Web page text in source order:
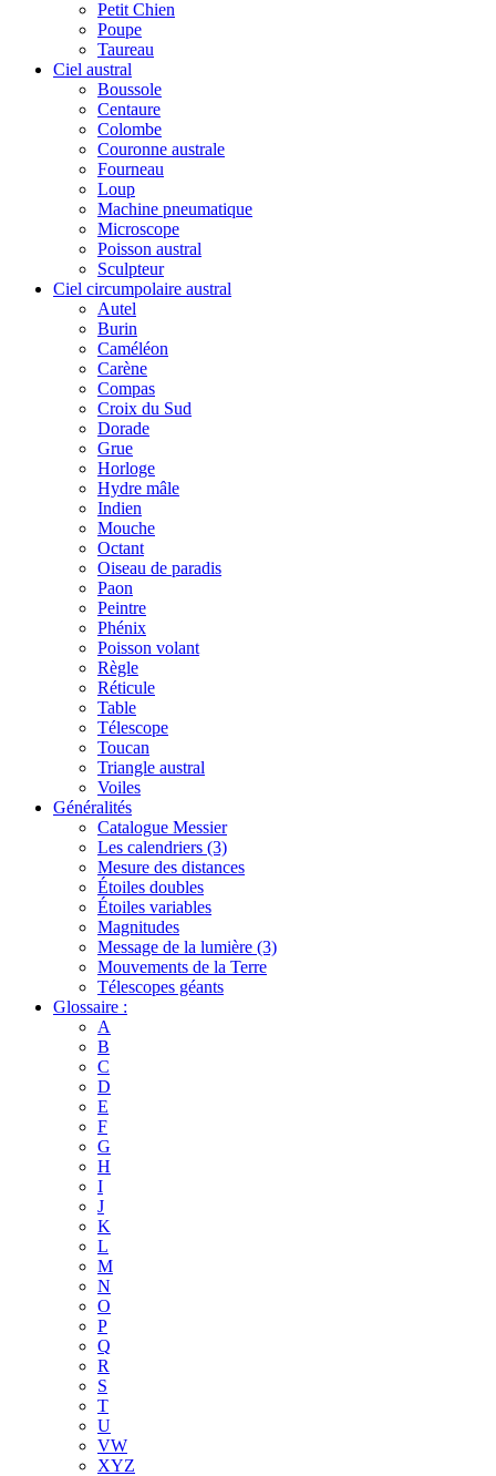
Petit Chien
Poupe
Taureau
Ciel austral
Boussole
Centaure
Colombe
Couronne australe
Fourneau
Loup
Machine pneumatique
Microscope
Poisson austral
Sculpteur
Ciel circumpolaire austral
Autel
Burin
Caméléon
Carène
Compas
Croix du Sud
Dorade
Grue
Horloge
Hydre mâle
Indien
Mouche
Octant
Oiseau de paradis
Paon
Peintre
Phénix
Poisson volant
Règle
Réticule
Table
Télescope
Toucan
Triangle austral
Voiles
Généralités
Catalogue Messier
Les calendriers (3)
Mesure des distances
Étoiles doubles
Étoiles variables
Magnitudes
Message de la lumière (3)
Mouvements de la Terre
Télescopes géants
Glossaire :
A
B
C
D
E
F
G
H
I
J
K
L
M
N
O
P
Q
R
S
T
U
VW
XYZ